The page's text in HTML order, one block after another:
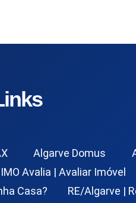
Algarve Domus
IMO Avalia | Avaliar Imóvel
Casa? RE/Algarve |